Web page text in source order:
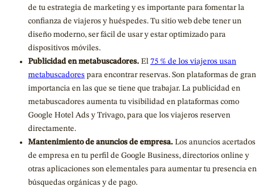
de tu estrategia de marketing y es importante para fomentar la
confianza de viajeros y huéspedes. Tu sitio web debe tener un
diseño moderno, ser fácil de usar y estar optimizado para
dispositivos móviles.
Publicidad en metabuscadores. El 75 % de los viajeros usan
metabuscadores para encontrar reservas. Son plataformas de gran
importancia en las que se tiene que trabajar. La publicidad en
metabuscadores aumenta tu visibilidad en plataformas como
Google Hotel Ads y Trivago, para que los viajeros reserven
directamente.
Mantenimiento de anuncios de empresa. Los anuncios acertados
de empresa en tu perfil de Google Business, directorios online y
otras aplicaciones son elementales para aumentar tu presencia en
búsquedas orgánicas y de pago.